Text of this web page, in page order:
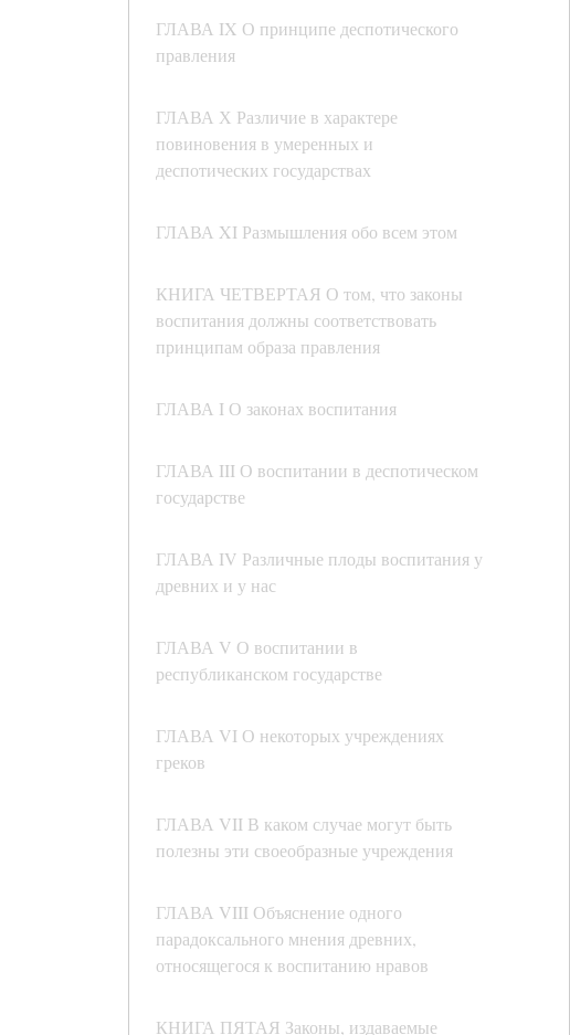
ГЛАВА IX О принципе деспотического
правления
ГЛАВА Х Различие в характере
повиновения в умеренных и
деспотических государствах
ГЛАВА XI Размышления обо всем этом
КНИГА ЧЕТВЕРТАЯ О том, что законы
воспитания должны соответствовать
принципам образа правления
ГЛАВА I О законах воспитания
ГЛАВА III О воспитании в деспотическом
государстве
ГЛАВА IV Различные плоды воспитания у
древних и у нас
ГЛАВА V О воспитании в
республиканском государстве
ГЛАВА VI О некоторых учреждениях
греков
ГЛАВА VII В каком случае могут быть
полезны эти своеобразные учреждения
ГЛАВА VIII Объяснение одного
парадоксального мнения древних,
относящегося к воспитанию нравов
КНИГА ПЯТАЯ Законы, издаваемые